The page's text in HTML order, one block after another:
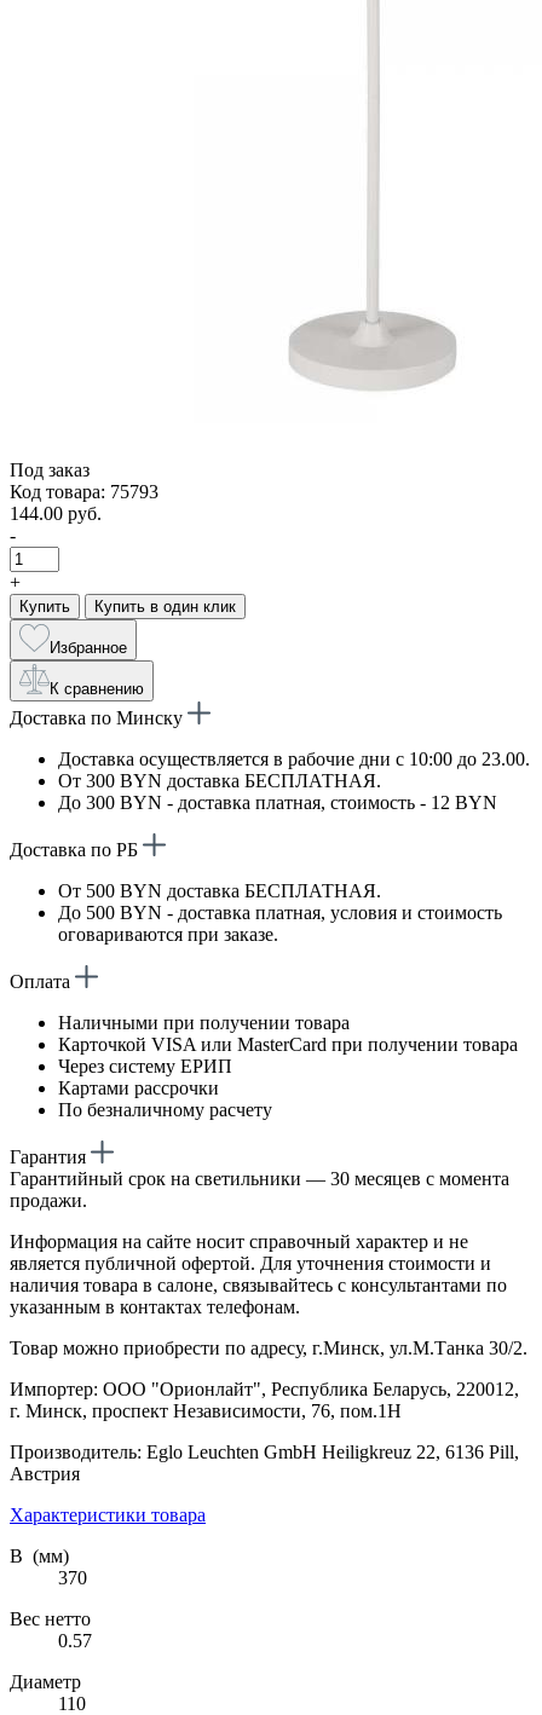
Под заказ
Код товара: 75793
144.00 руб.
-
+
Купить Купить в один клик
Избранное
К сравнению
Доставка по Минску
Доставка осуществляется в рабочие дни с 10:00 до 23.00.
От 300 BYN доставка БЕСПЛАТНАЯ.
До 300 BYN - доставка платная, стоимость - 12 BYN
Доставка по РБ
От 500 BYN доставка БЕСПЛАТНАЯ.
До 500 BYN - доставка платная, условия и стоимость
оговариваются при заказе.
Оплата
Наличными при получении товара
Карточкой VISA или MasterCard при получении товара
Через систему ЕРИП
Картами рассрочки
По безналичному расчету
Гарантия
Гарантийный срок на светильники — 30 месяцев с момента
продажи.
Информация на сайте носит справочный характер и не
является публичной офертой. Для уточнения стоимости и
наличия товара в салоне, связывайтесь с консультантами по
указанным в контактах телефонам.
Товар можно приобрести по адресу, г.Минск, ул.М.Танка 30/2.
Импортер: ООО "Орионлайт", Республика Беларусь, 220012,
г. Минск, проспект Независимости, 76, пом.1Н
Производитель: Eglo Leuchten GmbH Heiligkreuz 22, 6136 Pill,
Австрия
Характеристики товара
В (мм)
370
Вес нетто
0.57
Диаметр
110